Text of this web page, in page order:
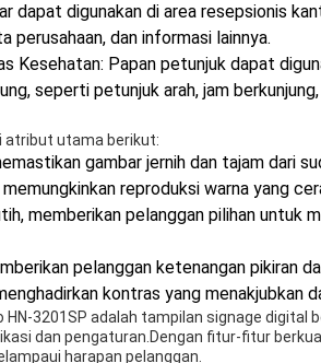
dapat digunakan di area resepsionis
perusahaan, dan informasi lainnya.
Kesehatan: Papan petunjuk dapat
seperti petunjuk arah, jam
atribut utama berikut:
gambar jernih dan tajam dari
reproduksi warna yang
memberikan pelanggan pilihan untuk
pelanggan ketenangan pikiran
kontras yang menakjubkan
HN-3201SP adalah tampilan signage digital
dan pengaturan.Dengan fitur-fitur
harapan pelanggan.